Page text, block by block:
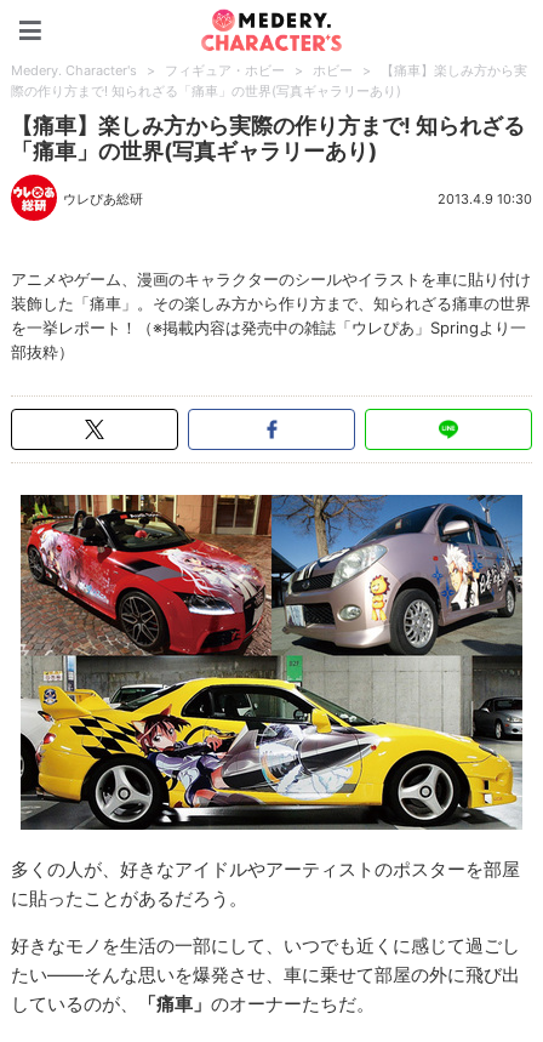
Medery. Character's > フィギュア・ホビー > ホビー >
【痛車】楽しみ方から実
際の作り方まで! 知られざる「痛車」の世界(写真ギャラリーあり)
【痛車】楽しみ方から実際の作り方まで! 知られざる
「痛車」の世界(写真ギャラリーあり)
ウレぴあ総研 2013.4.9 10:30
アニメやゲーム、漫画のキャラクターのシールやイラストを車に貼り付け
装飾した「痛車」。その楽しみ方から作り方まで、知られざる痛車の世界
を一挙レポート！（※掲載内容は発売中の雑誌「ウレぴあ」Spring より一
部抜粋）
多くの人が、好きなアイドルやアーティストのポスターを部屋
に貼ったことがあるだろう。
好きなモノを生活の一部にして、いつでも近くに感じて過ごし
たい――そんな思いを爆発させ、車に乗せて部屋の外に飛び出
しているのが、
「痛車」のオーナーたちだ。